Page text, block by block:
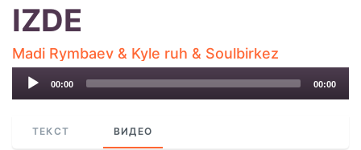
IZDE
Madi Rymbaev & Kyle ruh & Soulbirkez
Audio
00:00 00:00
ТЕКСТ ВИДЕО